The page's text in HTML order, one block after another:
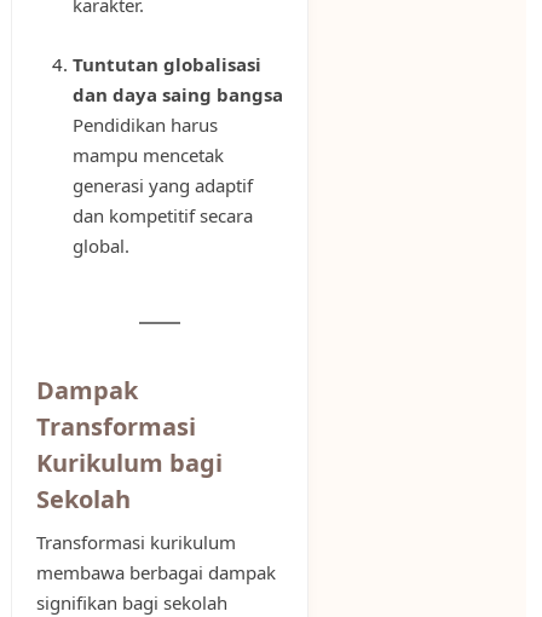
karakter.
Tuntutan globalisasi
dan daya saing bangsa
Pendidikan harus
mampu mencetak
generasi yang adaptif
dan kompetitif secara
global.
Dampak
Transformasi
Kurikulum bagi
Sekolah
Transformasi kurikulum
membawa berbagai dampak
signifikan bagi sekolah